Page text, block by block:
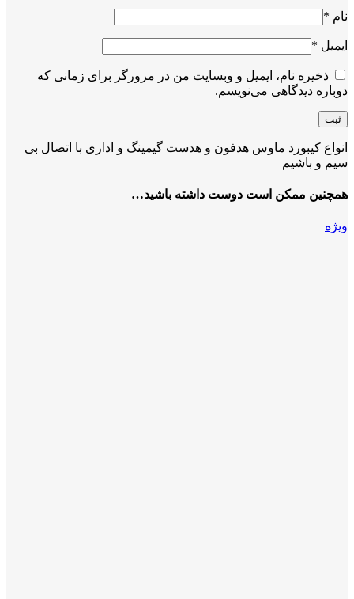
نام *
ایمیل *
ذخیره نام، ایمیل و وبسایت من در مرورگر برای زمانی که
دوباره دیدگاهی می‌نویسم.
انواع کیبورد ماوس هدفون و هدست گیمینگ و اداری با اتصال بی
سیم و باشیم
همچنین ممکن است دوست داشته باشید…
ویژه